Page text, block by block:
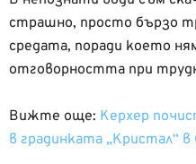
страшно, просто бързо
средата, поради което
отговорността при
Вижте още: Керхер
в градинката „Кристал“ в